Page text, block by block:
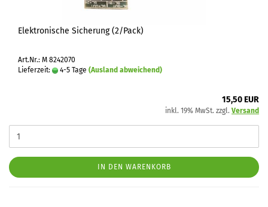
Elektronische Sicherung (2/Pack)
Art.Nr.: M 8242070
Lieferzeit:
4-5 Tage (Ausland abweichend)
15,50 EUR
inkl. 19% MwSt. zzgl. Versand
IN DEN WARENKORB